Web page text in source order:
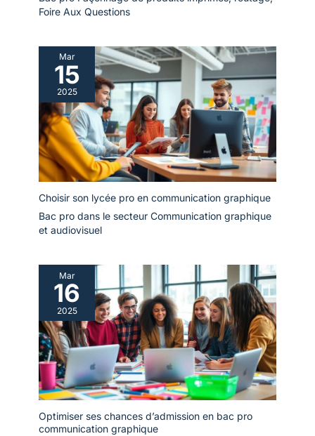
Foire Aux Questions
Mar
15
2025
Choisir son lycée pro en communication graphique
Bac pro dans le secteur Communication graphique
et audiovisuel
Mar
16
2025
Optimiser ses chances d’admission en bac pro
communication graphique